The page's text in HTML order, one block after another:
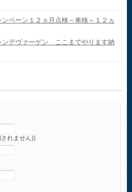
ペーン１２ヵ月点検～車検～１２ヵ
ンデヴァーゲン ここまでやります納
れません))